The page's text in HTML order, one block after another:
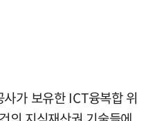
가 보유한 ICT융복합 위